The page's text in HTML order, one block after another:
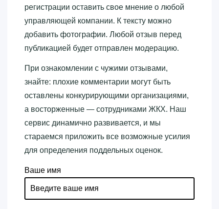
регистрации оставить свое мнение о любой
управляющей компании. К тексту можно
добавить фотографии. Любой отзыв перед
публикацией будет отправлен модерацию.
При ознакомлении с чужими отзывами,
знайте: плохие комментарии могут быть
оставлены конкурирующими организациями,
а восторженные — сотрудниками ЖКХ. Наш
сервис динамично развивается, и мы
стараемся приложить все возможные усилия
для определения поддельных оценок.
Ваше имя